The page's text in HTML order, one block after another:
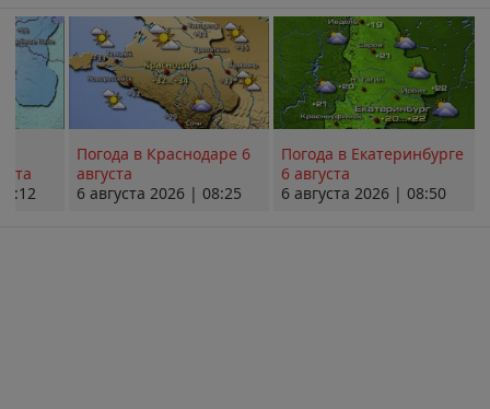
Погода в Краснодаре 6
августа
6 августа 2026 | 08:25
Погода в Екатеринбурге
6 августа
6 августа 2026 | 08:50